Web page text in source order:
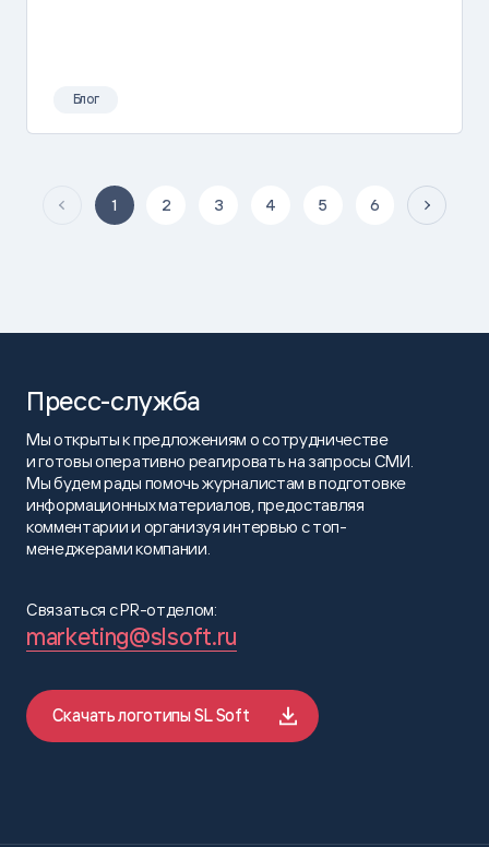
Блог
1 2 3 4 5 6
Пресс-служба
Мы открыты к предложениям о сотрудничестве
и готовы оперативно реагировать на запросы СМИ.
Мы будем рады помочь журналистам в подготовке
информационных материалов, предоставляя
комментарии и организуя интервью с топ-
менеджерами компании.
Связаться с PR-отделом:
marketing@slsoft.ru
Скачать логотипы SL Soft